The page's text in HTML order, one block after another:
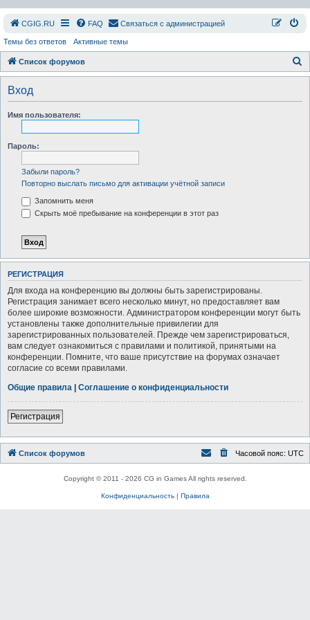
СGIG.RU FAQ Связаться с администрацией
Темы без ответов Активные темы
Список форумов
о
Вход
Имя пользователя:
Пароль:
Забыли пароль?
Повторно выслать письмо для активации учётной записи
Запомнить меня
Скрыть моё пребывание на конференции в этот раз
РЕГИСТРАЦИЯ
Для входа на конференцию вы должны быть зарегистрированы.
Регистрация занимает всего несколько минут, но предоставляет вам
более широкие возможности. Администратором конференции могут быть
установлены также дополнительные привилегии для
зарегистрированных пользователей. Прежде чем зарегистрироваться,
вам следует ознакомиться с правилами и политикой, принятыми на
конференции. Помните, что ваше присутствие на форумах означает
согласие со всеми правилами.
Общие правила | Соглашение о конфиденциальности
Регистрация
Список форумов Часовой пояс: UTC
Copyright © 2011 - 2026 CG in Games All rights reserved.
Конфиденциальность| Правила